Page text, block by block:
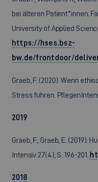
bei älteren Patient*innen.
University of Applied
https://hses.bsz-
bw.de/frontdoor/
Graeb, F. (2020): Wenn
Stress führen.
2019
Graeb, F.; Graeb, E. (2019):
Intensiv 27(4), S. 196-201.
2018